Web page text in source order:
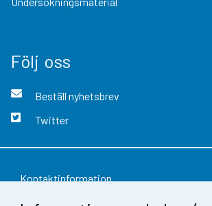
Följ oss
Beställ nyhetsbrev
Twitter
Kontaktinformation